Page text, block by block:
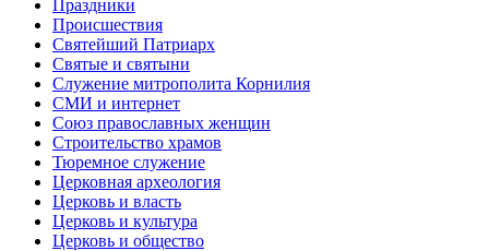
Праздники
Происшествия
Святейший Патриарх
Святые и святыни
Служение митрополита Корнилия
СМИ и интернет
Союз православных женщин
Строительство храмов
Тюремное служение
Церковная археология
Церковь и власть
Церковь и культура
Церковь и общество